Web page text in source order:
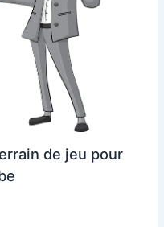
de jeu pour